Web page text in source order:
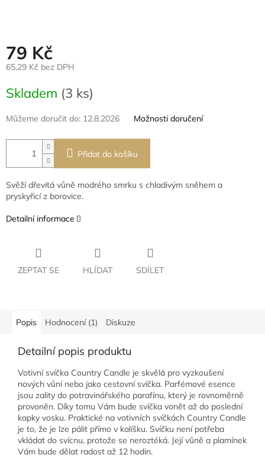
79 Kč
65,29 Kč bez DPH
cena:
Skladem (3 ks)
Můžeme doručit do: 12.8.2026 Možnosti doručení
Přidat do košíku
Svěží dřevitá vůně modrého smrku s chladivým sněhem a
pryskyřicí z borovice.
Detailní informace
ZEPTAT SE HLÍDAT SDÍLET
Popis Hodnocení (1) Diskuze
Detailní popis produktu
Votivní svíčka Country Candle je skvělá pro vyzkoušení
nových vůní nebo jako cestovní svíčka. Parfémové esence
jsou zality do potravinářského parafínu, který je rovnoměrně
provoněn. Díky tomu Vám bude svíčka vonět až do poslední
kapky vosku. Praktické na votivních svíčkách Country Candle
je to, že je lze pálit přímo v kalíšku. Svíčku není potřeba
vkládat do svícnu, protože se neroztéká. Její vůně a plamínek
Vám bude dělat radost až 12 hodin.